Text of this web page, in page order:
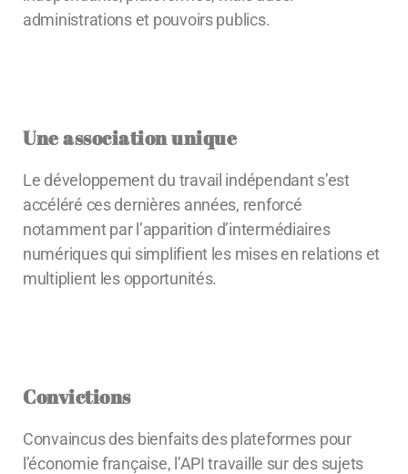
administrations et pouvoirs publics.
Une association unique
Le développement du travail indépendant s’est
accéléré ces dernières années, renforcé
notamment par l’apparition d’intermédiaires
numériques qui simplifient les mises en relations et
multiplient les opportunités.
Convictions
Convaincus des bienfaits des plateformes pour
l’économie française, l’API travaille sur des sujets